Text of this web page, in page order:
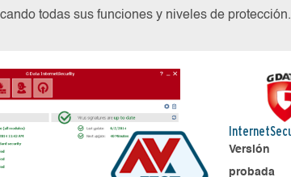
todas sus funciones y niveles de protección.
Versión
probada